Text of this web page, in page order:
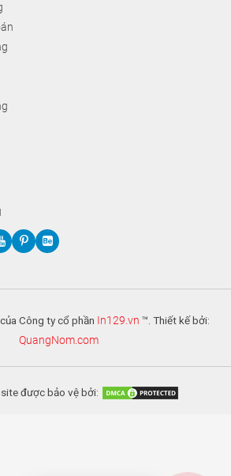
Công ty cổ phần In129.vn ™. Thiết kế bởi:
QuangNom.com
được bảo vệ bởi: